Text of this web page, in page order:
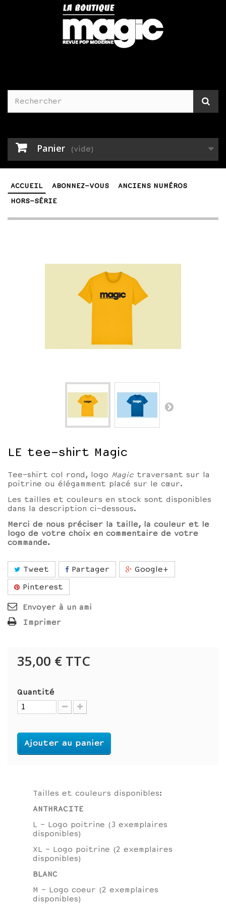
Panier (vide)
ACCUEIL ABONNEZ-VOUS
ANCIENS NUMÉROS
HORS-SÉRIE
LE tee-shirt Magic
Tee-shirt col rond, logo Magic traversant sur la
poitrine ou élégamment placé sur le cœur.
Les tailles et couleurs en stock sont disponibles
dans la description ci-dessous.
Merci de nous préciser la taille, la couleur et le
logo de votre choix en commentaire de votre
commande.
Tweet Partager
Google+
Pinterest
Envoyer à un ami
Imprimer
35,00 € TTC
Quantité
Ajouter au panier
Tailles et couleurs disponibles:
ANTHRACITE
L - Logo poitrine (3 exemplaires
disponibles)
XL - Logo poitrine (2 exemplaires
disponibles)
BLANC
M - Logo coeur (2 exemplaires
disponibles)